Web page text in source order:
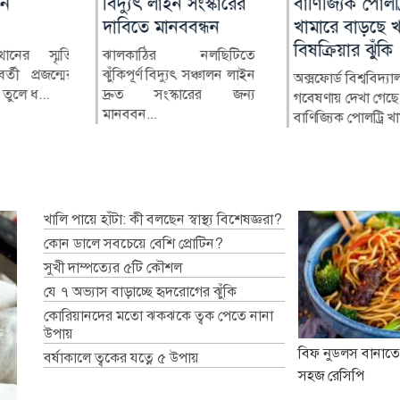
স্মৃতি
প্রজন্মের
ধ...
জেরুজালেমের পবিত্র আল-
আকসা মসজিদ ও ডোম অব দ্য
রক ঘিরে পরিস্থিতি উত্তপ্ত হয়ে
উ...
বিদ্যালয়ের
বিক্রির অভিযোগ
ফরিদপুরের
উপজেলার
মাধ্যমিক বিদ্যালয়ের
দ্রুত
প্রণয়ন
দাবিতে মানববন্ধন
ঝালকাঠির নলছিটিতে
ঝুঁকিপূর্ণ বিদ্যুৎ সঞ্চালন লাইন
দ্রুত সংস্কারের জন্য
মানববন...
খামারে বাড়ছে
বিষক্রিয়ার ঝুঁকি
অক্সফোর্ড
গবেষণায় দেখা
বাণিজ্যিক পোলট্রি
খালি পায়ে হাঁটা: কী বলছেন স্বাস্থ্য বিশেষজ্ঞরা?
কোন ডালে সবচেয়ে বেশি প্রোটিন?
সুখী দাম্পত্যের ৫টি কৌশল
যে ৭ অভ্যাস বাড়াচ্ছে হৃদরোগের ঝুঁকি
কোরিয়ানদের মতো ঝকঝকে ত্বক পেতে নানা
উপায়
বর্ষাকালে ত্বকের যত্নে ৫ উপায়
বিফ নুডলস
সহজ রেসিপি